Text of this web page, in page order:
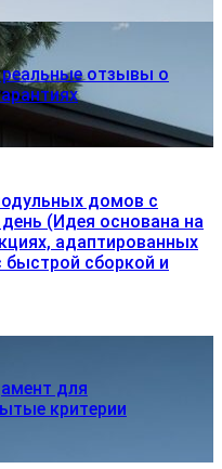
отзывы о
домов с
(Идея основана на
адаптированных
быстрой сборкой и
для
критерии